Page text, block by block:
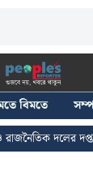
বিমতে
দলের